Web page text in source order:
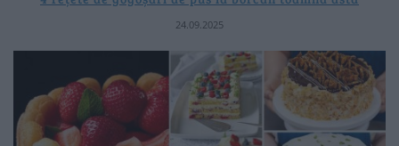
24.09.2025